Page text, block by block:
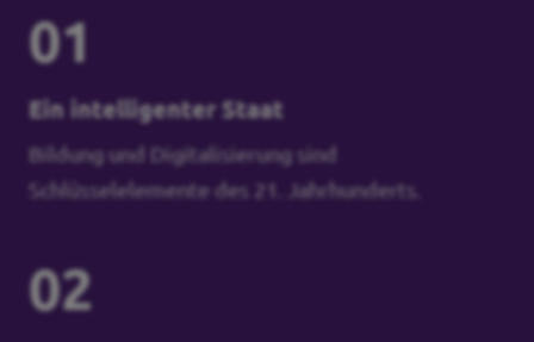
01
Ein intelligenter Staat
Bildung und Digitalisierung sind
Schlüsselelemente des 21. Jahrhunderts.
02